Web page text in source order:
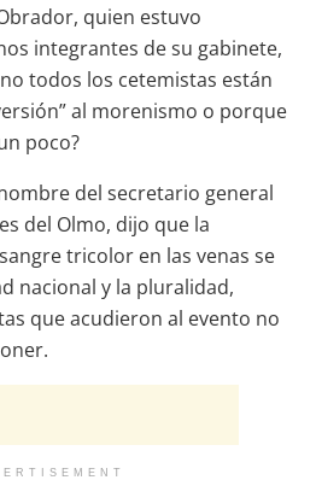
quien estuvo
integrantes de su gabinete,
todos los cetemistas están
al morenismo o porque
poco?
del secretario general
del Olmo, dijo que la
tricolor en las venas se
nacional y la pluralidad,
que acudieron al evento no